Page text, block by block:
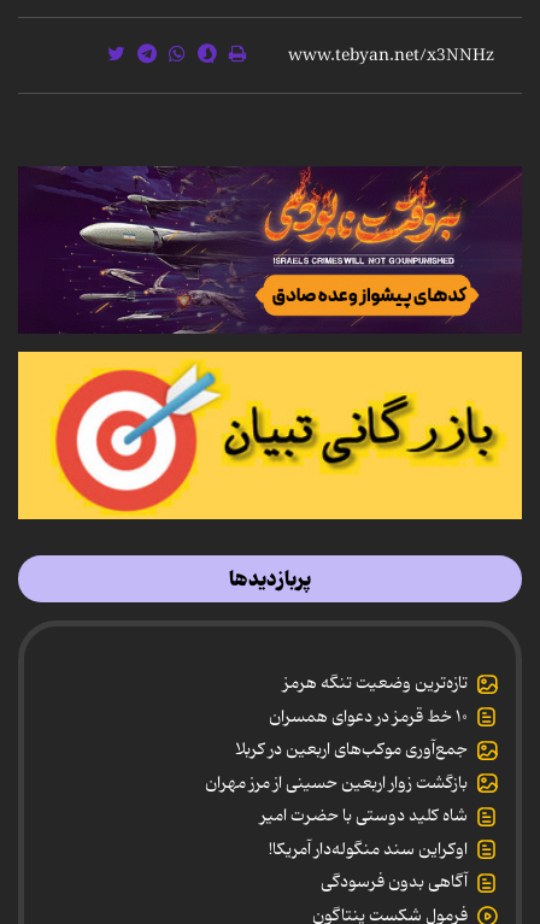
پربازدیدها
تازه‌ترین وضعیت تنگه هرمز
۱۰ خط قرمز در دعوای همسران
جمع‌آوری موکب‌های اربعین در کربلا
بازگشت زوار اربعین حسینی از مرز مهران
شاه کلید دوستی با حضرت امیر
اوکراین سند منگوله‌دار آمریکا!
آگاهی بدون فرسودگی
فرمول شکست پنتاگون